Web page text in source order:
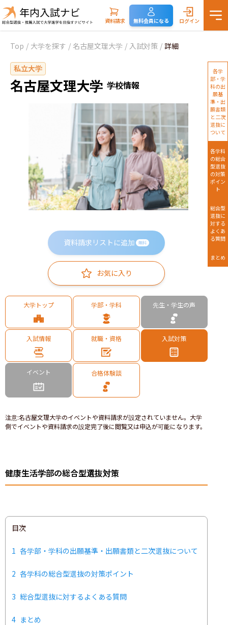
資料請求 無料会員になる ログイン
Top / 大学を探す / 名古屋文理大学 / 入試対策 / 詳細
私立大学
名古屋文理大学 学校情報
資料請求リストに追加 無料
お気に入り
大学トップ 学部・学科 先生・学生の声
入試情報 就職・資格 入試対策
イベント 合格体験談
注意:名古屋文理大学のイベントや資料請求が設定されていません。大学
側でイベントや資料請求の設定完了後に閲覧又は申込が可能になります。
健康生活学部の総合型選抜対策
目次
1 各学部・学科の出願基準・出願書類と二次選抜について
2 各学科の総合型選抜の対策ポイント
3 総合型選抜に対するよくある質問
4 まとめ
各学
部・学
科の出
願基
準・出
願書類
と二次
選抜に
ついて
各学科
の総合
型選抜
の対策
ポイン
ト
総合型
選抜に
対する
よくあ
る質問
まとめ